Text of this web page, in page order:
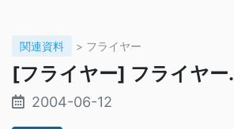
関連資料 > フライヤー
[フライヤー] フライヤー.
2004-06-12